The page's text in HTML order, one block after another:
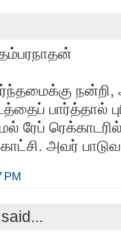
பார்த்தால்
ரேப்
அவர்
PM
said...